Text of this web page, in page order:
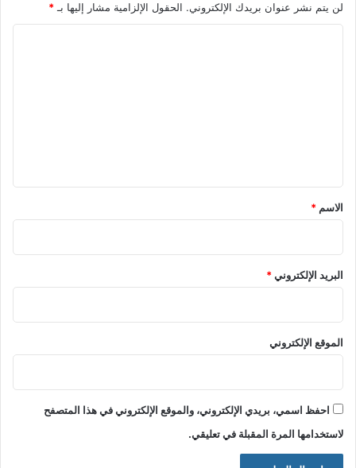
لن يتم نشر عنوان بريدك الإلكتروني. الحقول الإلزامية مشار إليها بـ*
*
الاسم *
البريد الإلكتروني*
الموقع الإلكتروني
احفظ اسمي، بريدي الإلكتروني، والموقع الإلكتروني في هذا المتصفح
لاستخدامها المرة المقبلة في تعليقي.